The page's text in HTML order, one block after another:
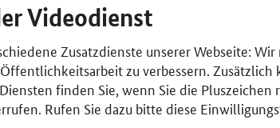
Videodienst
Zusatzdienste unserer Webseite:
zu verbessern. Zusätzlich
finden Sie, wenn Sie die Pluszeichen
Rufen Sie dazu bitte diese